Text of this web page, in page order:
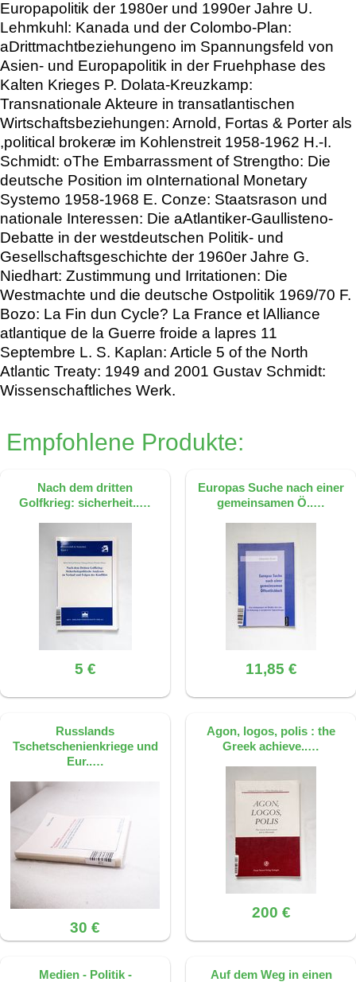
Europapolitik der 1980er und 1990er Jahre U.
Lehmkuhl: Kanada und der Colombo-Plan:
aDrittmachtbeziehungeno im Spannungsfeld von
Asien- und Europapolitik in der Fruehphase des
Kalten Krieges P. Dolata-Kreuzkamp:
Transnationale Akteure in transatlantischen
Wirtschaftsbeziehungen: Arnold, Fortas & Porter als
,political brokeræ im Kohlenstreit 1958-1962 H.-I.
Schmidt: oThe Embarrassment of Strengtho: Die
deutsche Position im oInternational Monetary
Systemo 1958-1968 E. Conze: Staatsrason und
nationale Interessen: Die aAtlantiker-Gaullisteno-
Debatte in der westdeutschen Politik- und
Gesellschaftsgeschichte der 1960er Jahre G.
Niedhart: Zustimmung und Irritationen: Die
Westmachte und die deutsche Ostpolitik 1969/70 F.
Bozo: La Fin dun Cycle? La France et lAlliance
atlantique de la Guerre froide a lapres 11
Septembre L. S. Kaplan: Article 5 of the North
Atlantic Treaty: 1949 and 2001 Gustav Schmidt:
Wissenschaftliches Werk.
Empfohlene Produkte:
Nach dem dritten
Golfkrieg: sicherheit..…
5 €
Europas Suche nach einer
gemeinsamen Ö..…
11,85 €
Russlands
Tschetschenienkriege und
Eur..…
30 €
Agon, logos, polis : the
Greek achieve..…
200 €
Medien - Politik -
Auf dem Weg in einen